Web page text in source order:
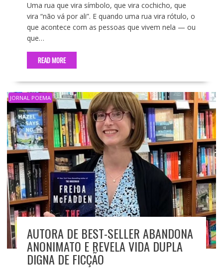
Uma rua que vira símbolo, que vira cochicho, que
vira “não vá por ali”. E quando uma rua vira rótulo, o
que acontece com as pessoas que vivem nela — ou
que…
READ MORE
JORNAL POEMA
AUTORA DE BEST-SELLER ABANDONA
ANONIMATO E REVELA VIDA DUPLA
DIGNA DE FICÇÃO